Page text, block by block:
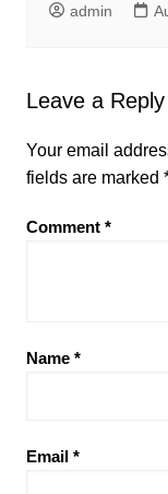
admin
Leave a Reply
Your email
fields are marked
Comment *
Name *
Email *